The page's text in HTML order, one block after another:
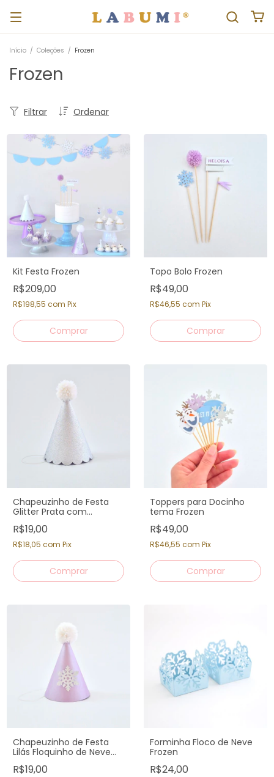
Início / Coleções / Frozen
Frozen
Ordenar
Filtrar
Kit Festa Frozen
R$209,00
R$198,55 com Pix
Topo Bolo Frozen
R$49,00
R$46,55 com Pix
Chapeuzinho de Festa
Glitter Prata com
Pompom
R$19,00
R$18,05 com Pix
Toppers para Docinho
tema Frozen
R$49,00
R$46,55 com Pix
Chapeuzinho de Festa
Lilás Floquinho de Neve
com Pompom
R$19,00
Forminha Floco de Neve
Frozen
R$24,00